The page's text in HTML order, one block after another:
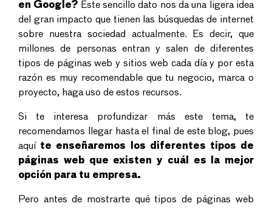
en Google? Este sencillo dato nos da una ligera idea
del gran impacto que tienen las búsquedas de internet
sobre nuestra sociedad actualmente. Es decir, que
millones de personas entran y salen de diferentes
tipos de páginas web y sitios web cada día y por esta
razón es muy recomendable que tu negocio, marca o
proyecto, haga uso de estos recursos.
Si te interesa profundizar más este tema, te
recomendamos llegar hasta el final de este blog, pues
aquí te enseñaremos los diferentes tipos de
páginas web que existen y cuál es la mejor
opción para tu empresa.
Pero antes de mostrarte qué tipos de páginas web